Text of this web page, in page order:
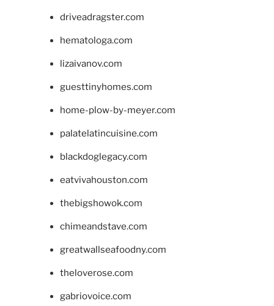
driveadragster.com
hematologa.com
lizaivanov.com
guesttinyhomes.com
home-plow-by-meyer.com
palatelatincuisine.com
blackdoglegacy.com
eatvivahouston.com
thebigshowok.com
chimeandstave.com
greatwallseafoodny.com
theloverose.com
gabriovoice.com